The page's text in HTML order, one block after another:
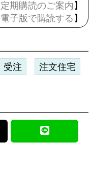
定期購読のご案内 】
電子版で購読する 】
受注 注文住宅